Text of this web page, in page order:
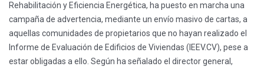
Rehabilitación y Eficiencia Energética, ha puesto en marcha una
campaña de advertencia, mediante un envío masivo de cartas, a
aquellas comunidades de propietarios que no hayan realizado el
Informe de Evaluación de Edificios de Viviendas (IEEV.CV), pese a
estar obligadas a ello. Según ha señalado el director general,